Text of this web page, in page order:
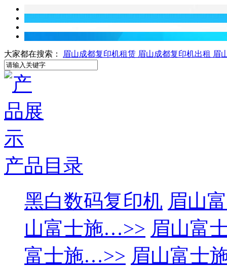
大家都在搜索： 眉山成都复印机租赁 眉山成都复印机出租 眉
产品目录
黑白数码复印机 眉山
山富士施…>> 眉山富
富士施…>> 眉山富士